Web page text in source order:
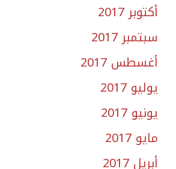
أكتوبر 2017
سبتمبر 2017
أغسطس 2017
يوليو 2017
يونيو 2017
مايو 2017
أبريل 2017